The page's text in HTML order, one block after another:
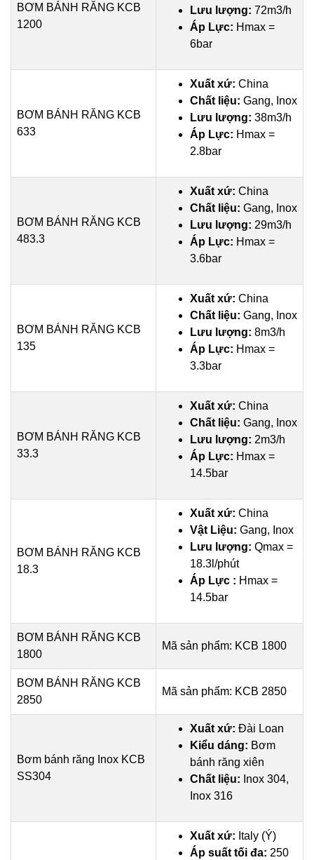
BƠM BÁNH RĂNG KCB
1200
Lưu lượng: 72m3/h
Áp Lực: Hmax =
6bar
BƠM BÁNH RĂNG KCB
633
Xuất xứ: China
Chất liệu: Gang, Inox
Lưu lượng: 38m3/h
Áp Lực: Hmax =
2.8bar
BƠM BÁNH RĂNG KCB
483.3
Xuất xứ: China
Chất liệu: Gang, Inox
Lưu lượng: 29m3/h
Áp Lực: Hmax =
3.6bar
BƠM BÁNH RĂNG KCB
135
Xuất xứ: China
Chất liệu: Gang, Inox
Lưu lượng: 8m3/h
Áp Lực: Hmax =
3.3bar
BƠM BÁNH RĂNG KCB
33.3
Xuất xứ: China
Chất liệu: Gang, Inox
Lưu lượng: 2m3/h
Áp Lực: Hmax =
14.5bar
BƠM BÁNH RĂNG KCB
18.3
Xuất xứ: China
Vật Liệu: Gang, Inox
Lưu lượng: Qmax =
18.3l/phút
Áp Lực : Hmax =
14.5bar
BƠM BÁNH RĂNG KCB
1800
Mã sản phẩm: KCB 1800
BƠM BÁNH RĂNG KCB
2850
Mã sản phẩm: KCB 2850
Bơm bánh răng Inox KCB
SS304
Xuất xứ: Đài Loan
Kiểu dáng: Bơm
bánh răng xiên
Chất liệu: Inox 304,
Inox 316
Xuất xứ: Italy (Ý)
Áp suất tối đa: 250